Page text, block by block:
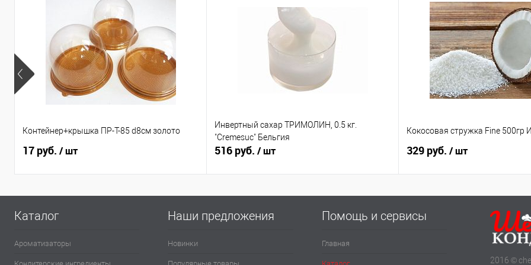
Контейнер+крышка ПР-Т-85 d8см золото
17 руб. / шт
Инвертный сахар ТРИМОЛИН, 0.5 кг.
"Cremesuc" Бельгия
516 руб. / шт
Кокосовая стружка Fine 500гр
329 руб. / шт
Каталог
Ароматизаторы
Наши предложения
Новинки
Помощь и сервисы
Главная
2016 ©